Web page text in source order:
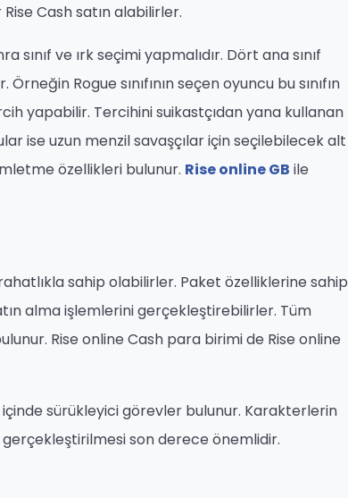
Cash satın alabilirler.
ve ırk seçimi yapmalıdır. Dört ana sınıf
Rogue sınıfının seçen oyuncu bu sınıfın
yapabilir. Tercihini suikastçıdan yana kullanan
ise uzun menzil savaşçılar için seçilebilecek alt
özellikleri bulunur. Rise online GB ile
sahip olabilirler. Paket özelliklerine sahip
alma işlemlerini gerçekleştirebilirler. Tüm
Rise online Cash para birimi de Rise online
sürükleyici görevler bulunur. Karakterlerin
gerçekleştirilmesi son derece önemlidir.